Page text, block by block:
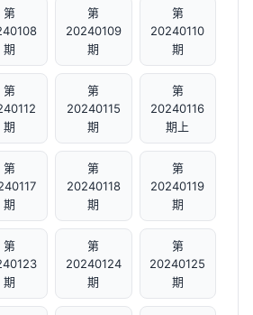
第
期
第
20240109
期
第
20240110
期
第
期
第
20240115
期
第
20240116
期上
第
期
第
20240118
期
第
20240119
期
第
期
第
20240124
期
第
20240125
期